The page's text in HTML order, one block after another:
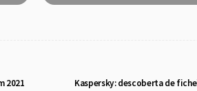
2021
Kaspersky: descoberta de